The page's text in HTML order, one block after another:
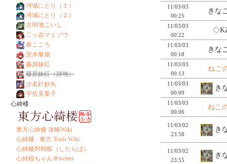
11/03/03
00:25
きな
11/03/03
00:22
11/03/03
00:18
きな
11/03/03
00:13
ねこ
11/03/03
00:09
き
11/03/03
00:06
ねこ
11/03/02
23:58
き
11/03/02
23:55
き
河城にとり（１）
河城にとり（２）
古明地こいし
二ッ岩マミゾウ
秦こころ
茨木華扇
藤原妹紅
藤原妹紅（跡地）
少名針妙丸
宇佐美菫子
心綺楼
東方心綺楼 攻略Wiki
心綺楼 - 東方 Tools Wiki
心綺楼対戦板（したらば）
心綺桜ちゃん＠twitter